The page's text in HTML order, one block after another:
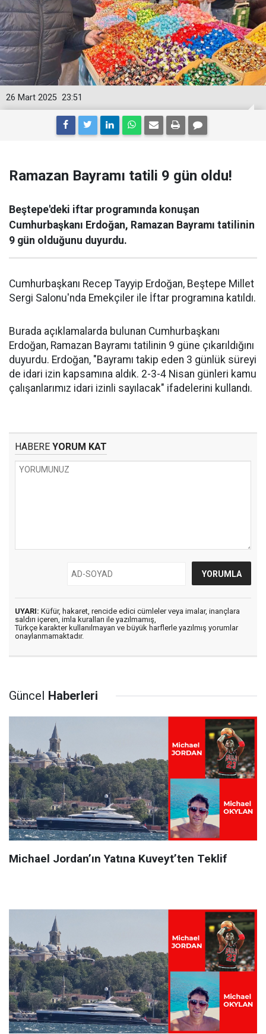
23:51
26 Mart 2025
Ramazan Bayramı tatili 9 gün oldu!
Beştepe'deki iftar programında konuşan
Cumhurbaşkanı Erdoğan, Ramazan Bayramı tatilinin
9 gün olduğunu duyurdu.
Cumhurbaşkanı Recep Tayyip Erdoğan, Beştepe Millet
Sergi Salonu'nda Emekçiler ile İftar programına katıldı.
Burada açıklamalarda bulunan Cumhurbaşkanı
Erdoğan, Ramazan Bayramı tatilinin 9 güne çıkarıldığını
duyurdu. Erdoğan, "Bayramı takip eden 3 günlük süreyi
de idari izin kapsamına aldık. 2-3-4 Nisan günleri kamu
çalışanlarımız idari izinli sayılacak" ifadelerini kullandı.
HABERE YORUM KAT
UYARI: Küfür, hakaret, rencide edici cümleler veya imalar, inançlara
saldırı içeren, imla kuralları ile yazılmamış,
Türkçe karakter kullanılmayan ve büyük harflerle yazılmış yorumlar
onaylanmamaktadır.
Güncel Haberleri
Michael Jordan’ın Yatına Kuveyt’ten Teklif